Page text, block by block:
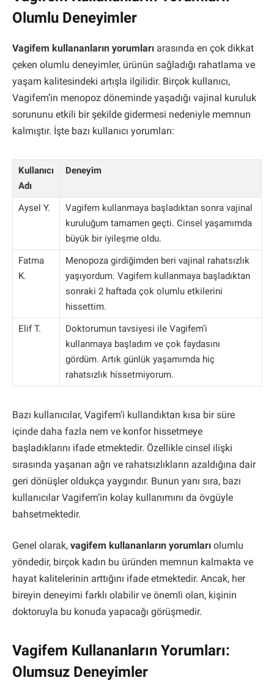
Olumlu Deneyimler
Vagifem kullananların yorumları arasında en çok dikkat
çeken olumlu deneyimler, ürünün sağladığı rahatlama ve
yaşam kalitesindeki artışla ilgilidir. Birçok kullanıcı,
Vagifem’in menopoz döneminde yaşadığı vajinal kuruluk
sorununu etkili bir şekilde gidermesi nedeniyle memnun
kalmıştır. İşte bazı kullanıcı yorumları:
Kullanıcı
Adı
Deneyim
Aysel Y.
Vagifem kullanmaya başladıktan sonra vajinal
kuruluğum tamamen geçti. Cinsel yaşamımda
büyük bir iyileşme oldu.
Fatma
K.
Menopoza girdiğimden beri vajinal rahatsızlık
yaşıyordum. Vagifem kullanmaya başladıktan
sonraki 2 haftada çok olumlu etkilerini
hissettim.
Elif T.
Doktorumun tavsiyesi ile Vagifem’i
kullanmaya başladım ve çok faydasını
gördüm. Artık günlük yaşamımda hiç
rahatsızlık hissetmiyorum.
Bazı kullanıcılar, Vagifem’i kullandıktan kısa bir süre
içinde daha fazla nem ve konfor hissetmeye
başladıklarını ifade etmektedir. Özellikle cinsel ilişki
sırasında yaşanan ağrı ve rahatsızlıkların azaldığına dair
geri dönüşler oldukça yaygındır. Bunun yanı sıra, bazı
kullanıcılar Vagifem’in kolay kullanımını da övgüyle
bahsetmektedir.
Genel olarak, vagifem kullananların yorumları olumlu
yöndedir, birçok kadın bu üründen memnun kalmakta ve
hayat kalitelerinin arttığını ifade etmektedir. Ancak, her
bireyin deneyimi farklı olabilir ve önemli olan, kişinin
doktoruyla bu konuda yapacağı görüşmedir.
Vagifem Kullananların Yorumları:
Olumsuz Deneyimler